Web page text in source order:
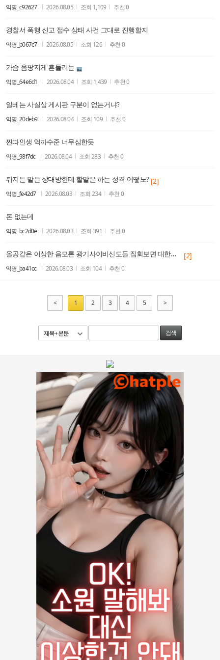
익명_c92627 2026.08.05 조회 1,109 추천0
경찰서 폭행 신고 접수 상태 사건 그대로 진행할지
익명_b067c7 2026.08.05 조회 126 추천 0
가슴 옴팡지게 흔들리는
익명_64e6d1 2026.08.04 조회 1,439 추천0
일베는 사실상 게시판 구분이 없는거냐?
익명_20deb9 2026.08.04 조회 109 추천 0
찐따인생 억까수준 너무심한듯
익명_98f7dc 2026.08.04 조회 283 추천 0
뒤지든 말든 상대방한테 할말은 하는 성격 어떻노? [2]
익명_fe42d7 2026.08.03 조회 234 추천 0
돈 없는데
익명_bc2d0e 2026.08.03 조회 391 추천 0
올공같은 이상한 음모론 광기사이비신도들 집회보면 대한민국의 미래가 암울하도다...^^ [2]
익명_ba41cc 2026.08.03 조회 104 추천 0
< 1 2 3 4 5 >
제목+본문 검색